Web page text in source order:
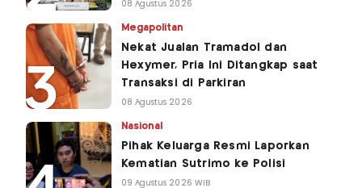
08 Agustus 2026
Megapolitan
Nekat Jualan Tramadol dan
Hexymer, Pria Ini Ditangkap saat
Transaksi di Parkiran
08 Agustus 2026
Nasional
Pihak Keluarga Resmi Laporkan
Kematian Sutrimo ke Polisi
09 Agustus 2026 WIB